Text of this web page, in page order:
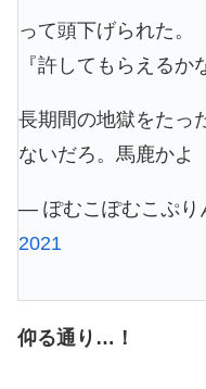
って頭下げられた。
『許してもらえる
長期間の地獄をたっ
ないだろ。馬鹿かよ
— ぽむこぽむこぷり
2021
仰る通り…！